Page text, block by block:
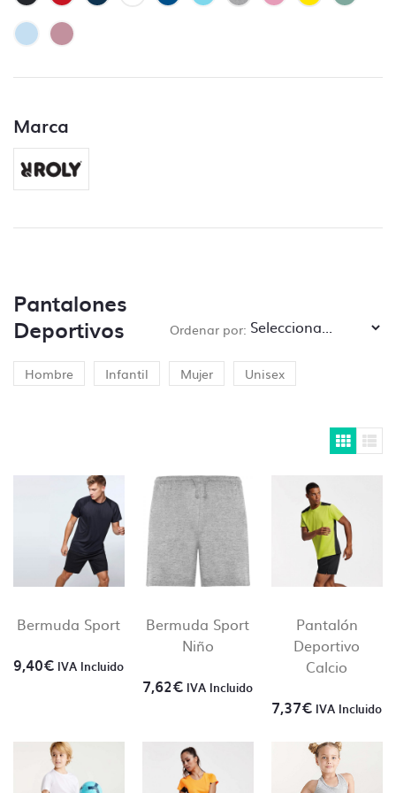
Marca
Pantalones
Deportivos
Ordenar por:
Hombre Infantil Mujer Unisex
Bermuda Sport
9,40€ IVA Incluido
Bermuda Sport
Niño
7,62€ IVA Incluido
Pantalón
Deportivo
Calcio
7,37€ IVA Incluido
– Controlar que no falte ningún archivo y
impresión.
hubiera.
– Control de la orientación.
– Control de tipografías, todos los textos se
deben enviar trazados, de lo contrario se
– Modificaciones del tipo,
“cambiar donde
Si necesitas ayuda para preparar tus
archivos ponte en
contacto con nosotros y
te lo presupuestamos sin compromiso.